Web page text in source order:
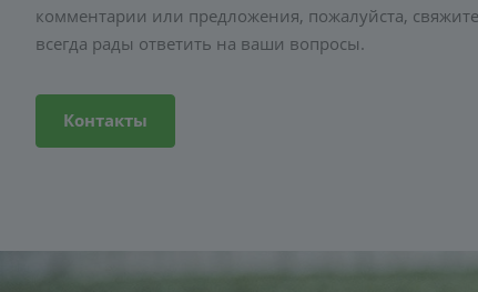
комментарии или предложения, пожалуйста,
всегда рады ответить на ваши вопросы.
Контакты